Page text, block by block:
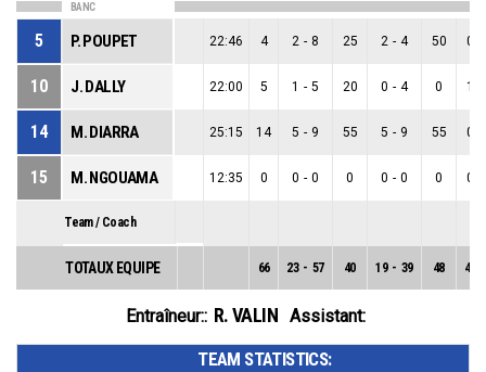
BANC
5 P. POUPET 22:46 4 2 - 8 25 2 - 4 50 0
10 J. DALLY 22:00 5 1 - 5 20 0 - 4 0 1
14 M. DIARRA 25:15 14 5 - 9 55 5 - 9 55 0
15 M. NGOUAMA 12:35 0 0 - 0 0 0 - 0 0 0
Team / Coach
TOTAUX EQUIPE 66 23 - 57 40 19 - 39 48 4
Entraîneur:: R. VALIN Assistant:
TEAM STATISTICS: